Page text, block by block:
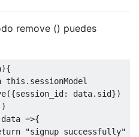
remove () puedes
){
this . sessionModel
({session_id: data. sid})
data =>{
"signup successfully"